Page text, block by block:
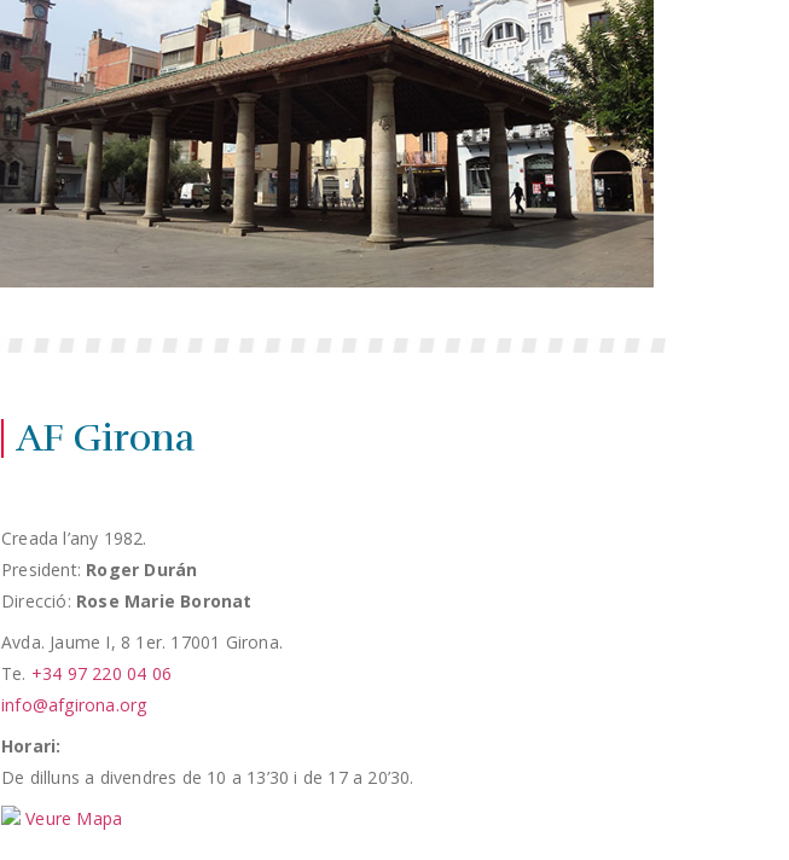
AF Girona
Creada l’any 1982.
President: Roger Durán
Direcció: Rose Marie Boronat
Avda. Jaume I, 8 1er. 17001 Girona.
Te. +34 97 220 04 06
info@afgirona.org
Horari:
De dilluns a divendres de 10 a 13’30 i de 17 a 20’30.
Veure Mapa